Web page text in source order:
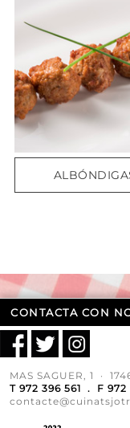
CONTACTA CON
MAS SAGUER, 1 ·
T 972 396 561 . F 972